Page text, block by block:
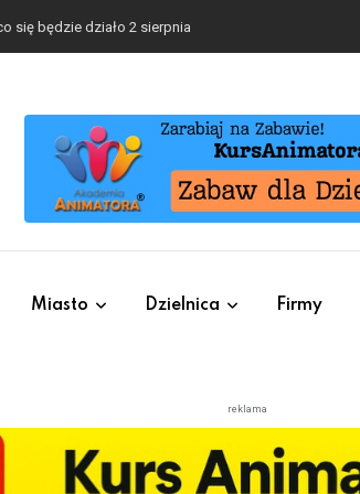
się będzie działo 2 sierpnia
Miasto Dzielnica Firmy
reklama